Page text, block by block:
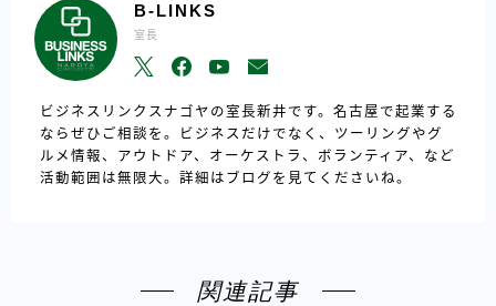
B-LINKS
室長
ビジネスリンクスナゴヤの室長新井です。名古屋で起業する
ならぜひご相談を。ビジネスだけでなく、ツーリングやグ
ルメ情報、アウトドア、オーケストラ、ボランティア、など
活動範囲は無限大。詳細はブログを見てくださいね。
関連記事